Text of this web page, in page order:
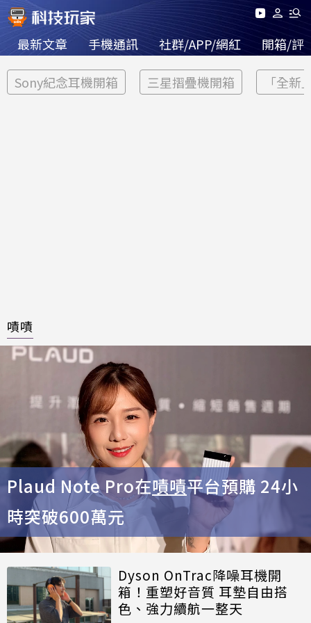
最新文章 手機通訊 社群/APP/網紅 開箱/評
Sony紀念耳機開箱 三星摺疊機開箱 「全新
嘖嘖
Plaud Note Pro在嘖嘖平台預購 24小
時突破600萬元
Dyson OnTrac降噪耳機開
箱！重塑好音質 耳墊自由搭
色、強力續航一整天